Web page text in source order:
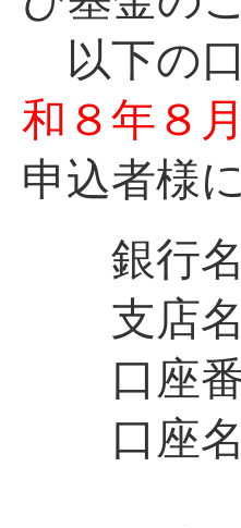
以下の
和８年８
申込者様
銀行名
支店名
口座番
口座名